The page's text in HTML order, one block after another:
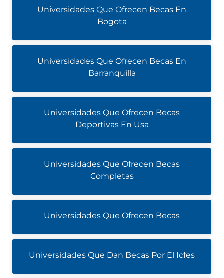
Universidades Que Ofrecen Becas En
Bogota
Universidades Que Ofrecen Becas En
Barranquilla
Universidades Que Ofrecen Becas
Deportivas En Usa
Universidades Que Ofrecen Becas
Completas
Universidades Que Ofrecen Becas
Universidades Que Dan Becas Por El Icfes